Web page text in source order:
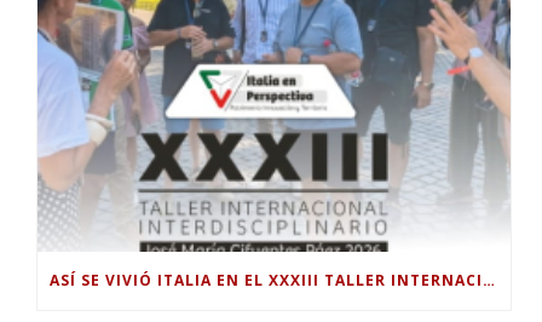
ASÍ SE VIVIÓ ITALIA EN EL XXXIII TALLER INTERNACIONAL INTERDISCIPLINAR